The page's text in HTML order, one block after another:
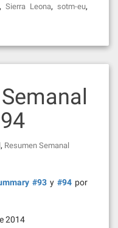
, Sierra Leona, sotm-eu,
, Resumen Semanal
#93y #94por
2014